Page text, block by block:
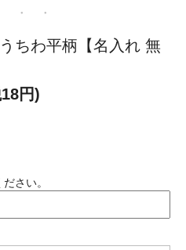
ちわ平柄【名入れ 無
円)
さい。